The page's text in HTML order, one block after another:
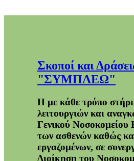
Σκοποί και
"ΣΥΜΠΛΕΩ"
Η με κάθε τρόπο
λειτουργιών και
Γενικού Νοσοκομείου
των ασθενών καθώς
εργαζομένων, σε
Διοίκηση του